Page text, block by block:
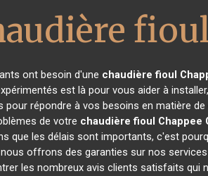
ont besoin d'une chaudière fioul
est là pour vous aider à
répondre à vos besoins en matière de
de votre chaudière fioul Chappee
que les délais sont importants, c'est
offrons des garanties sur nos
les nombreux avis clients satisfaits qui